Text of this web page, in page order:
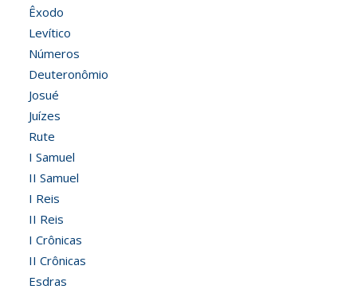
Êxodo
Levítico
Números
Deuteronômio
Josué
Juízes
Rute
I Samuel
II Samuel
I Reis
II Reis
I Crônicas
II Crônicas
Esdras